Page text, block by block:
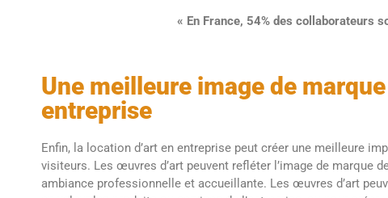
« En France, 54% des collaborateurs
Une meilleure image de
entreprise
Enfin, la location d’art en entreprise peut créer une meilleure
visiteurs. Les œuvres d’art peuvent refléter l’image de marque
ambiance professionnelle et accueillante. Les œuvres d’art